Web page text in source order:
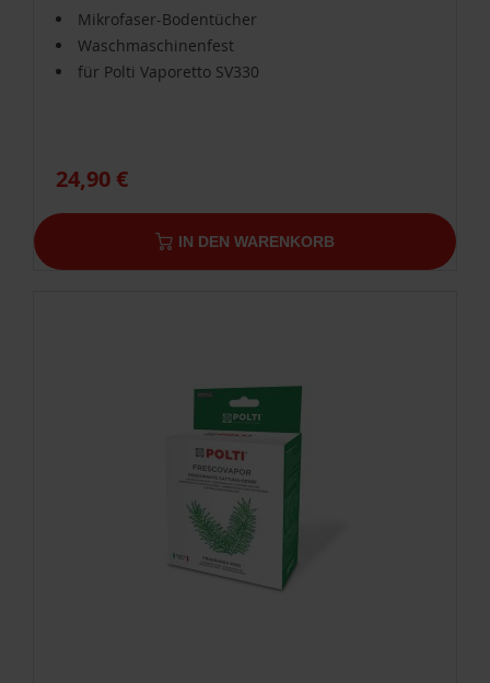
PAEU0300
Mikrofaser-Bodentücher
Waschmaschinenfest
für Polti Vaporetto SV330
24,90 €
IN DEN WARENKORB